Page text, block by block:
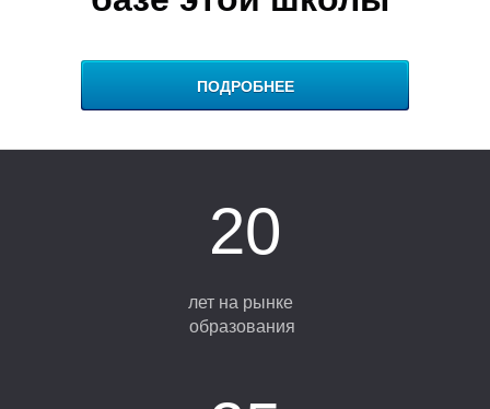
Р
ПОДРОБНЕЕ
20
лет на рынке
образования